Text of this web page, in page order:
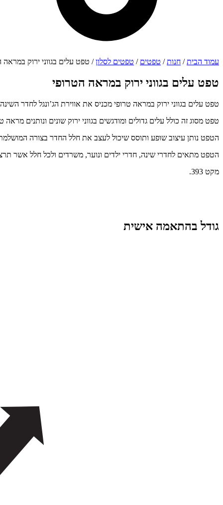
עמוד הבית/ חנות/ טפטים / טפטים לסלון/ טפט עלים בגווני ירוק במראה
טפט עלים בגווני ירוק במראה הטרופי
טפט עלים בגווני ירוק במראה טרופי מכניס את אווירת הג’ונגל לחדר
טפט מסוג זה כולל עלים גדולים ומודגשים בגווני ירוק שונים ונותנים מראה
הטפט נותן עיצוב שופע ותוסס שיכול לעצב את חלל החדר בצורה
הטפט מתאים לחדרי שינה, חדרי ילדים ונוער, משרדים ולכל חלל אשר
מקט 393.
גודל בהתאמה אישית